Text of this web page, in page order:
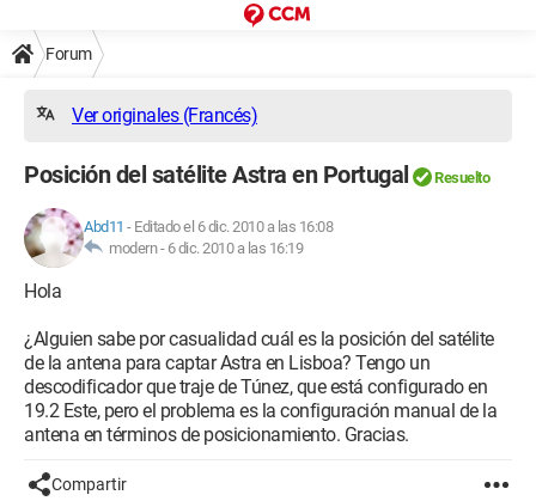
Forum
Ver originales (Francés)
Posición del satélite Astra en Portugal Resuelto
Abd11 - Editado el 6 dic. 2010 a las 16:08
modern - 6 dic. 2010 a las 16:19
Hola
¿Alguien sabe por casualidad cuál es la posición del satélite
de la antena para captar Astra en Lisboa? Tengo un
descodificador que traje de Túnez, que está configurado en
19.2 Este, pero el problema es la configuración manual de la
antena en términos de posicionamiento. Gracias.
Compartir